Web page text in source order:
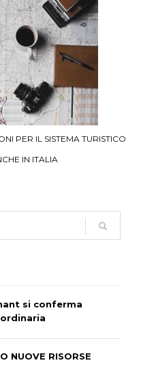
PER IL SISTEMA TURISTICO
IN ITALIA
si conferma
NUOVE RISORSE